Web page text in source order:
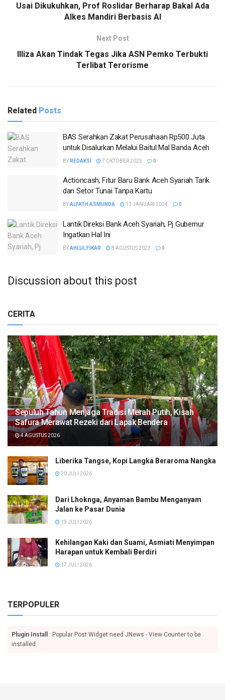
Usai Dikukuhkan, Prof Roslidar Berharap Bakal Ada
Alkes Mandiri Berbasis AI
Next Post
Illiza Akan Tindak Tegas Jika ASN Pemko Terbukti
Terlibat Terorisme
Related Posts
BAS Serahkan Zakat Perusahaan Rp500 Juta
untuk Disalurkan Melalui Baitul Mal Banda Aceh
BY REDAKSI 7 OKTOBER 2025 0
Actioncash, Fitur Baru Bank Aceh Syariah Tarik
dan Setor Tunai Tanpa Kartu
BYALFATH ASMUNDA 13 JANUARI 2024 0
Lantik Direksi Bank Aceh Syariah, Pj Gubernur
Ingatkan Hal Ini
BYAHLUL FIKAR 8 AGUSTUS 2023 0
Discussion about this post
CERITA
Sepuluh Tahun Menjaga Tradisi Merah Putih, Kisah
Safura Merawat Rezeki dari Lapak Bendera
4 AGUSTUS 2026
Liberika Tangse, Kopi Langka Beraroma Nangka
20 JULI 2026
Dari Lhoknga, Anyaman Bambu Menganyam
Jalan ke Pasar Dunia
19 JULI 2026
Kehilangan Kaki dan Suami, Asmiati Menyimpan
Harapan untuk Kembali Berdiri
17 JULI 2026
TERPOPULER
Plugin Install
: Popular Post Widget need JNews - View Counter to be
installed